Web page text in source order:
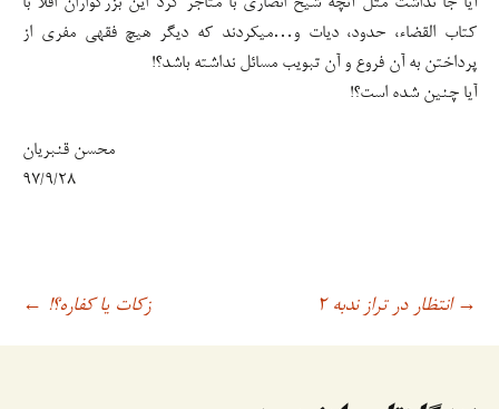
کتاب القضاء، حدود، دیات و…میکردند که دیگر هیچ فقهی مفری از
پرداختن به آن فروع و آن تبویب مسائل نداشته باشد؟!
آیا چنین شده است؟!
محسن قنبریان
۹۷/۹/۲۸
ناوبری
نوشته
→ انتظار در تراز ندبه ۲ زکات یا کفاره؟! ←